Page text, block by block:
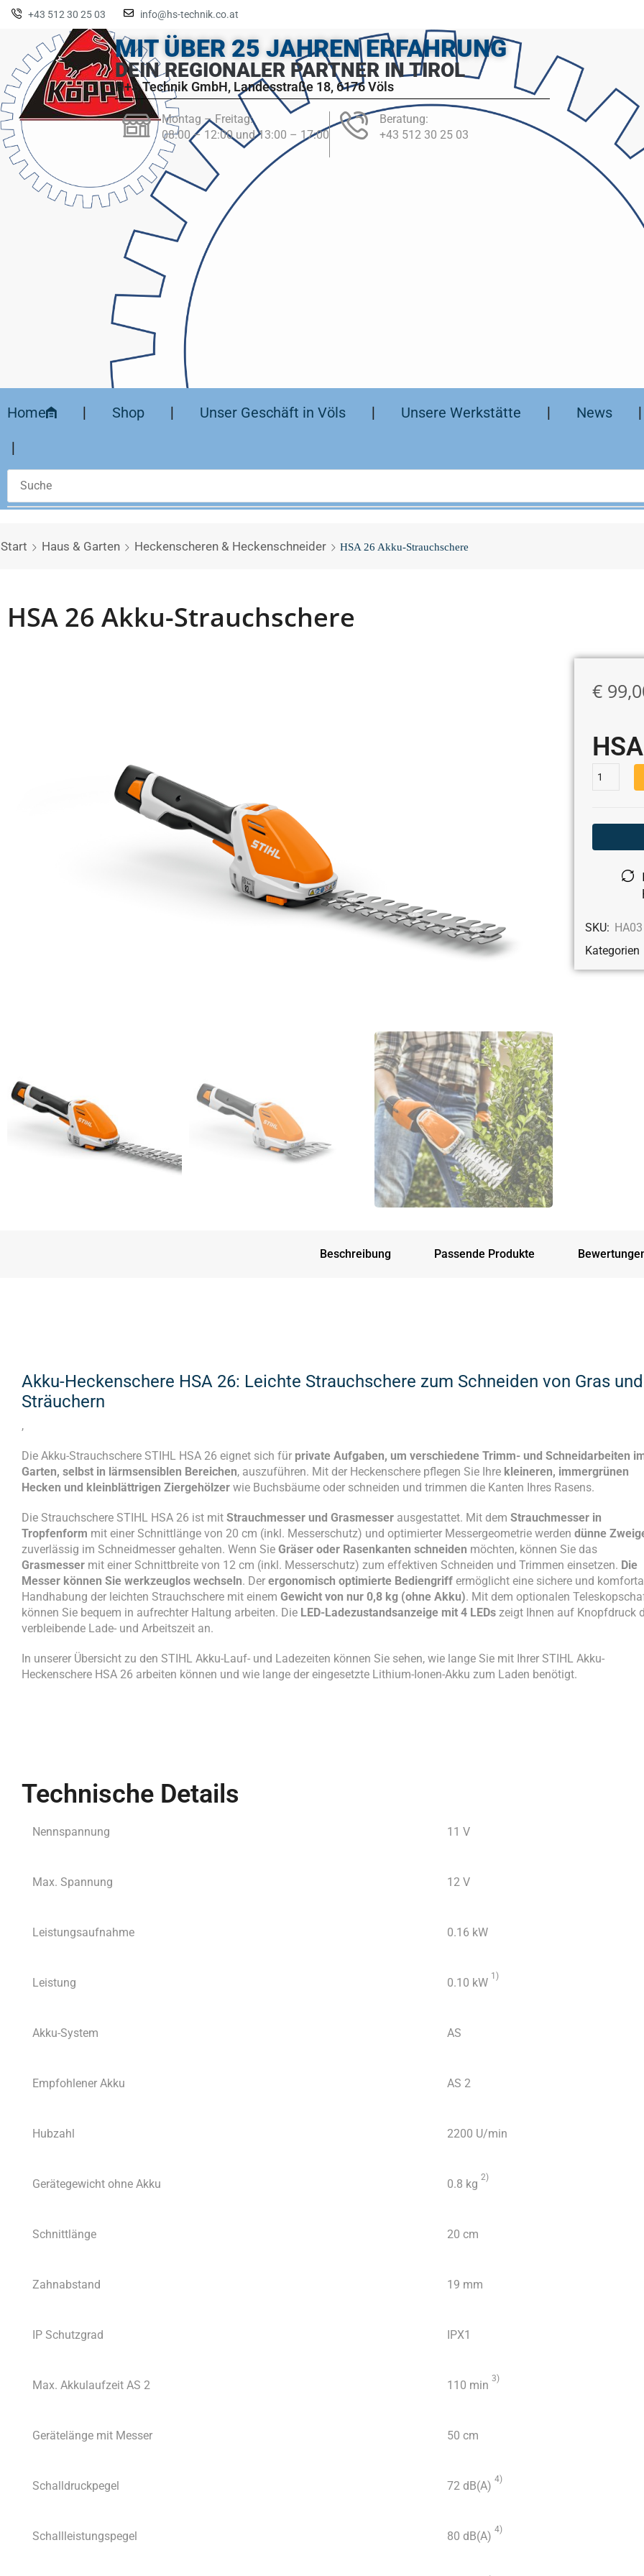
+43 512 30 25 03 info@hs-technik.co.at
MIT ÜBER 25 JAHREN ERFAHRUNG
DEIN REGIONALER PARTNER IN TIROL
H+S Technik GmbH, Landesstraße 18, 6176 Völs
Montag – Freitag:
08:00 – 12:00 und 13:00 – 17:00
Beratung:
+43 512 30 25 03
Home ❘ Shop ❘ Unser Geschäft in Völs ❘ Unsere Werkstätte ❘ News
❘
Start Haus & Garten Heckenscheren & Heckenschneider HSA 26 Akku-Strauchschere
HSA 26 Akku-Strauchschere
€
SKU:
Kategorien
Beschreibung Passende Produkte
Akku-Heckenschere HSA 26: Leichte Strauchschere zum Schneiden von Gras und
Sträuchern
,
Die Akku-Strauchschere STIHL HSA 26 eignet sich für private Aufgaben, um verschiedene Trimm- und Schneidarbeiten
Garten, selbst in lärmsensiblen Bereichen, auszuführen. Mit der Heckenschere pflegen Sie Ihre kleineren, immergrünen
Hecken und kleinblättrigen Ziergehölzer wie Buchsbäume oder schneiden und trimmen die Kanten Ihres Rasens.
Die Strauchschere STIHL HSA 26 ist mit Strauchmesser und Grasmesser ausgestattet. Mit dem Strauchmesser in
Tropfenform mit einer Schnittlänge von 20 cm (inkl. Messerschutz) und optimierter Messergeometrie werden dünne
zuverlässig im Schneidmesser gehalten. Wenn Sie Gräser oder Rasenkanten schneiden möchten, können Sie das
Grasmesser mit einer Schnittbreite von 12 cm (inkl. Messerschutz) zum effektiven Schneiden und Trimmen einsetzen. Die
Messer können Sie werkzeuglos wechseln. Der ergonomisch optimierte Bediengriff ermöglicht eine sichere und
Handhabung der leichten Strauchschere mit einem Gewicht von nur 0,8 kg (ohne Akku). Mit dem optionalen
können Sie bequem in aufrechter Haltung arbeiten. Die LED-Ladezustandsanzeige mit 4 LEDs zeigt Ihnen auf Knopfdruck
verbleibende Lade- und Arbeitszeit an.
In unserer Übersicht zu den STIHL Akku-Lauf- und Ladezeiten können Sie sehen, wie lange Sie mit Ihrer STIHL Akku-
Heckenschere HSA 26 arbeiten können und wie lange der eingesetzte Lithium-Ionen-Akku zum Laden benötigt.
Technische Details
Nennspannung 11 V
Max. Spannung 12 V
Leistungsaufnahme 0.16 kW
Leistung 0.10 kW
1)
Akku-System AS
Empfohlener Akku AS 2
Hubzahl 2200 U/min
Gerätegewicht ohne Akku 0.8 kg
2)
Schnittlänge 20 cm
Zahnabstand 19 mm
IP Schutzgrad IPX1
Max. Akkulaufzeit AS 2 110 min
3)
Gerätelänge mit Messer 50 cm
Schalldruckpegel 72 dB(A)
4)
Schallleistungspegel 80 dB(A)
4)